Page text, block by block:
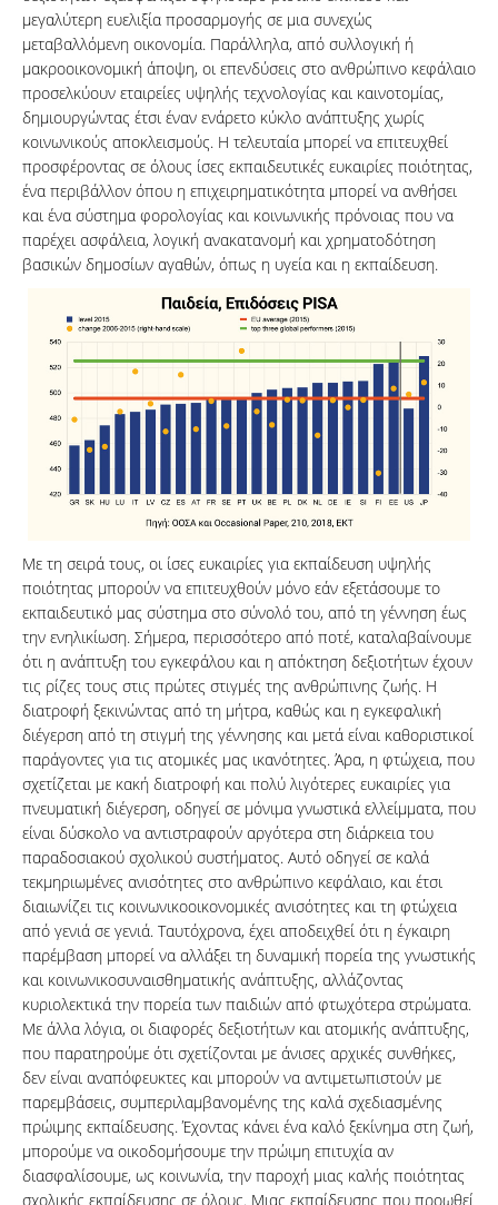
μεγαλύτερη ευελιξία προσαρμογής σε μια συνεχώς
μεταβαλλόμενη οικονομία. Παράλληλα, από συλλογική ή
μακροοικονομική άποψη, οι επενδύσεις στο ανθρώπινο κεφάλαιο
προσελκύουν εταιρείες υψηλής τεχνολογίας και καινοτομίας,
δημιουργώντας έτσι έναν ενάρετο κύκλο ανάπτυξης χωρίς
κοινωνικούς αποκλεισμούς. Η τελευταία μπορεί να επιτευχθεί
προσφέροντας σε όλους ίσες εκπαιδευτικές ευκαιρίες ποιότητας,
ένα περιβάλλον όπου η επιχειρηματικότητα μπορεί να ανθήσει
και ένα σύστημα φορολογίας και κοινωνικής πρόνοιας που να
παρέχει ασφάλεια, λογική ανακατανομή και χρηματοδότηση
βασικών δημοσίων αγαθών, όπως η υγεία και η εκπαίδευση.
Με τη σειρά τους, οι ίσες ευκαιρίες για εκπαίδευση υψηλής
ποιότητας μπορούν να επιτευχθούν μόνο εάν εξετάσουμε το
εκπαιδευτικό μας σύστημα στο σύνολό του, από τη γέννηση έως
την ενηλικίωση. Σήμερα, περισσότερο από ποτέ, καταλαβαίνουμε
ότι η ανάπτυξη του εγκεφάλου και η απόκτηση δεξιοτήτων έχουν
τις ρίζες τους στις πρώτες στιγμές της ανθρώπινης ζωής. Η
διατροφή ξεκινώντας από τη μήτρα, καθώς και η εγκεφαλική
διέγερση από τη στιγμή της γέννησης και μετά είναι καθοριστικοί
παράγοντες για τις ατομικές μας ικανότητες. Άρα, η φτώχεια, που
σχετίζεται με κακή διατροφή και πολύ λιγότερες ευκαιρίες για
πνευματική διέγερση, οδηγεί σε μόνιμα γνωστικά ελλείμματα, που
είναι δύσκολο να αντιστραφούν αργότερα στη διάρκεια του
παραδοσιακού σχολικού συστήματος. Αυτό οδηγεί σε καλά
τεκμηριωμένες ανισότητες στο ανθρώπινο κεφάλαιο, και έτσι
διαιωνίζει τις κοινωνικοοικονομικές ανισότητες και τη φτώχεια
από γενιά σε γενιά. Ταυτόχρονα, έχει αποδειχθεί ότι η έγκαιρη
παρέμβαση μπορεί να αλλάξει τη δυναμική πορεία της γνωστικής
και κοινωνικοσυναισθηματικής ανάπτυξης, αλλάζοντας
κυριολεκτικά την πορεία των παιδιών από φτωχότερα στρώματα.
Με άλλα λόγια, οι διαφορές δεξιοτήτων και ατομικής ανάπτυξης,
που παρατηρούμε ότι σχετίζονται με άνισες αρχικές συνθήκες,
δεν είναι αναπόφευκτες και μπορούν να αντιμετωπιστούν με
παρεμβάσεις, συμπεριλαμβανομένης της καλά σχεδιασμένης
πρώιμης εκπαίδευσης. Έχοντας κάνει ένα καλό ξεκίνημα στη ζωή,
μπορούμε να οικοδομήσουμε την πρώιμη επιτυχία αν
διασφαλίσουμε, ως κοινωνία, την παροχή μιας καλής ποιότητας
σχολικής εκπαίδευσης σε όλους. Μιας εκπαίδευσης που προωθεί